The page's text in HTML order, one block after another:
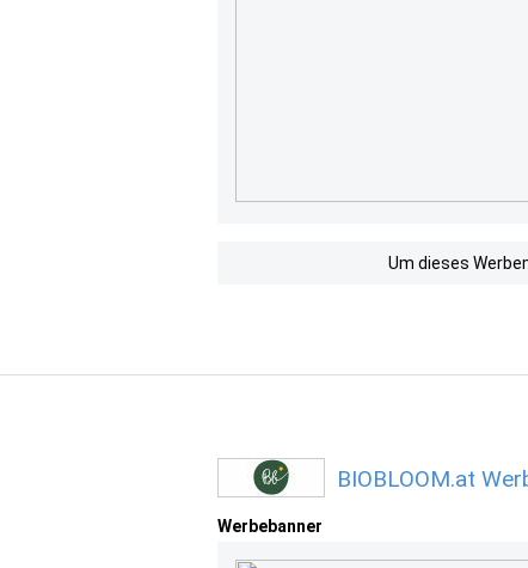
Um dieses
BIOBLOOM.at
Werbebanner